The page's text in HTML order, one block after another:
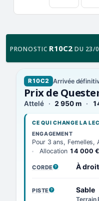
PRONOSTIC R10C2 DU 23/
R10C2 Arrivée
Prix de
Attelé 2 950 m
CE QUI CHANGE LA
ENGAGEMENT
Pour 3 ans,
Allocation 14 000 €
CORDE
, VOIR LA DÉFINITION
À
PISTE
, VOIR LA DÉFINITION
Sable
Terrain